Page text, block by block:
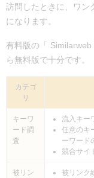
訪問したときに、ワン
になります。
有料版の「 Similarweb
ら無料版で十分です。
カテゴ
リ
キーワ
ード調
査
流入キー
任意のキ
ーワード
競合サイ
被リン
被リンク